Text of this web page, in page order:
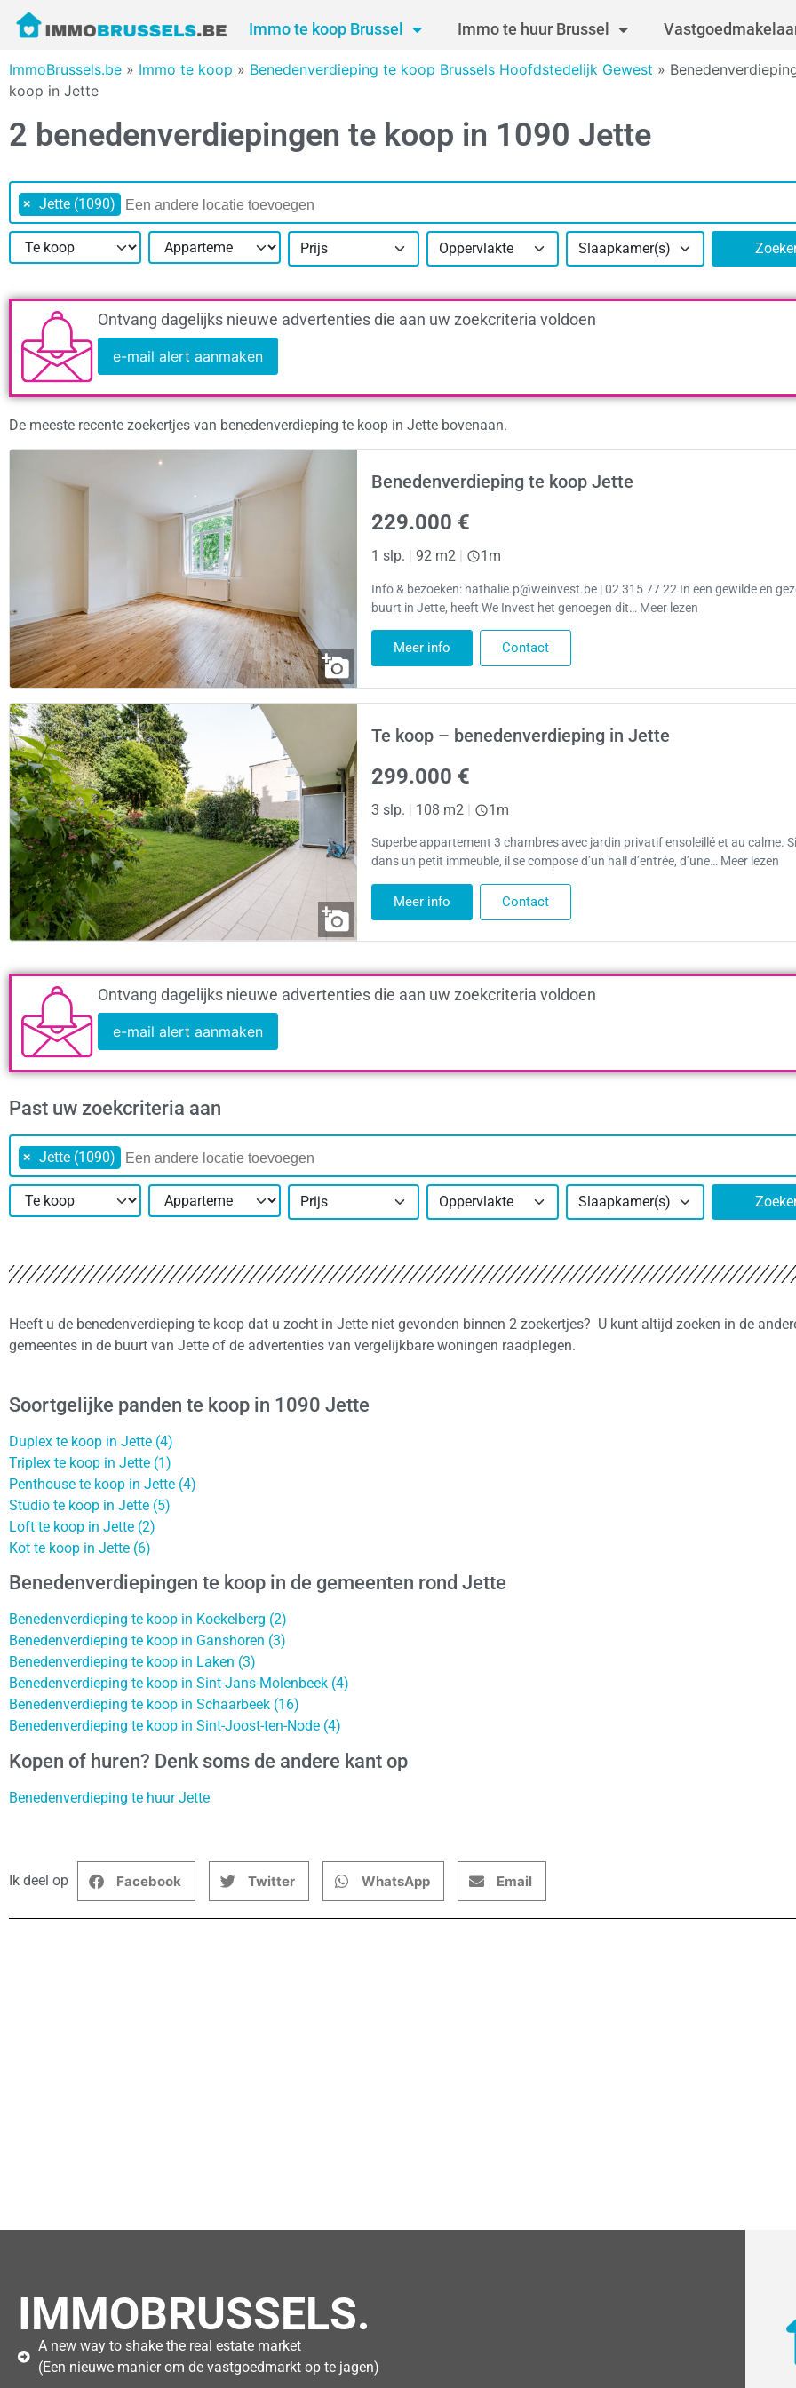
Immo te koop Brussel Immo te huur Brussel
ImmoBrussels.be » Immo te koop » Benedenverdieping te koop Brussels Hoofdstedelijk Gewest »
koop in Jette
2 benedenverdiepingen te koop in 1090 Jette
× Jette (1090)
Prijs Oppervlakte Slaapkamer(s)
Ontvang dagelijks nieuwe advertenties die aan uw zoekcriteria voldoen
e-mail alert aanmaken
De meeste recente zoekertjes van benedenverdieping te koop in Jette bovenaan.
Benedenverdieping te koop Jette
229.000 €
1 slp. 92 m2 1m
Info & bezoeken: nathalie.p@weinvest.be | 02 315 77 22 In een gewilde en
buurt in Jette, heeft We Invest het genoegen dit… Meer lezen
Meer info Contact
Te koop – benedenverdieping in Jette
299.000 €
3 slp. | 108 m2 | 1m
Superbe appartement 3 chambres avec jardin privatif ensoleillé et au calme.
dans un petit immeuble, il se compose d’un hall d’entrée, d’une… Meer lezen
Meer info Contact
Ontvang dagelijks nieuwe advertenties die aan uw zoekcriteria voldoen
e-mail alert aanmaken
Past uw zoekcriteria aan
× Jette (1090)
Prijs Oppervlakte Slaapkamer(s)
Heeft u de benedenverdieping te koop dat u zocht in Jette niet gevonden binnen 2 zoekertjes? U kunt altijd zoeken in de
gemeentes in de buurt van Jette of de advertenties van vergelijkbare woningen raadplegen.
Soortgelijke panden te koop in 1090 Jette
Duplex te koop in Jette (4)
Triplex te koop in Jette (1)
Penthouse te koop in Jette (4)
Studio te koop in Jette (5)
Loft te koop in Jette (2)
Kot te koop in Jette (6)
Benedenverdiepingen te koop in de gemeenten rond Jette
Benedenverdieping te koop in Koekelberg (2)
Benedenverdieping te koop in Ganshoren (3)
Benedenverdieping te koop in Laken (3)
Benedenverdieping te koop in Sint-Jans-Molenbeek (4)
Benedenverdieping te koop in Schaarbeek (16)
Benedenverdieping te koop in Sint-Joost-ten-Node (4)
Kopen of huren? Denk soms de andere kant op
Benedenverdieping te huur Jette
Ik deel op Facebook Twitter WhatsApp Email
IMMOBRUSSELS.
A new way to shake the real estate market
(Een nieuwe manier om de vastgoedmarkt op te jagen)